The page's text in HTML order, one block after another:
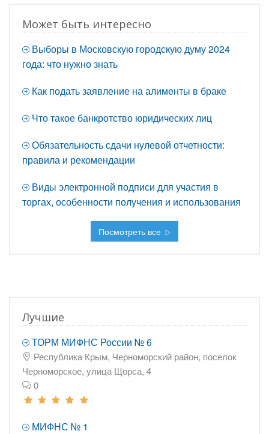
Может быть интересно
Выборы в Московскую городскую думу 2024
года: что нужно знать
Как подать заявление на алименты в браке
Что такое банкротство юридических лиц
Обязательность сдачи нулевой отчетности:
правила и рекомендации
Виды электронной подписи для участия в
торгах, особенности получения и использования
Посмотреть все
Лучшие
ТОРМ МИФНС России № 6
Республика Крым, Черноморский район, поселок
Черноморское, улица Щорса, 4
0
МИФНС № 1